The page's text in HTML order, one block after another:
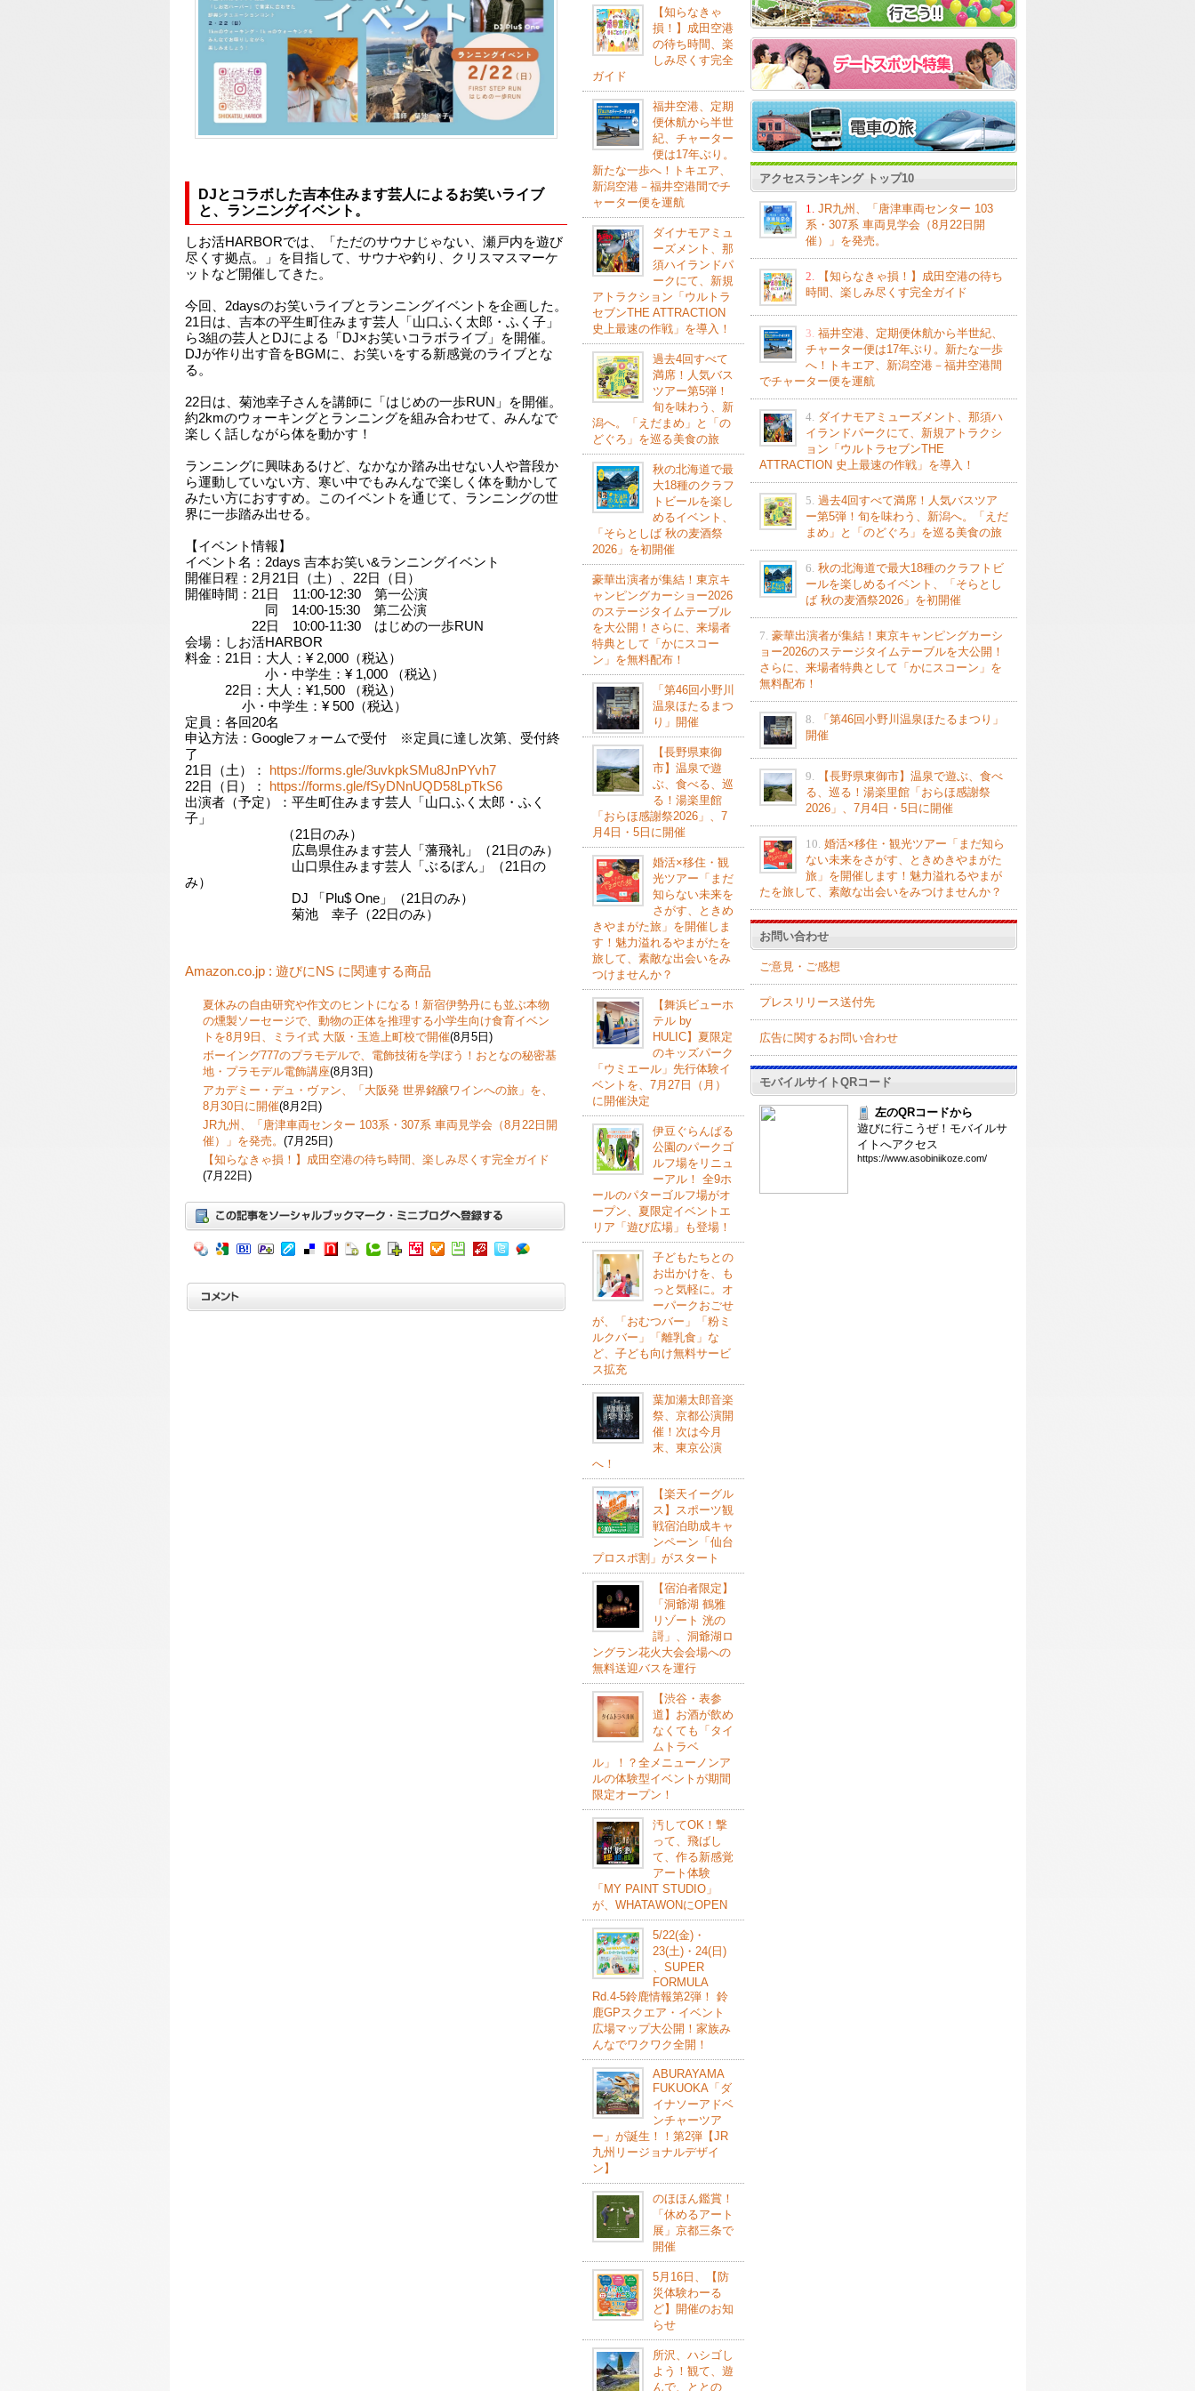
DJとコラボした吉本住みます芸人によるお笑いライブ
と、ランニングイベント。
しお活HARBORでは、「ただのサウナじゃない、瀬戸内を遊び
尽くす拠点。」を目指して、サウナや釣り、クリスマスマーケ
ットなど開催してきた。
今回、2daysのお笑いライブとランニングイベントを企画した。
21日は、吉本の平生町住みます芸人「山口ふく太郎・ふく子」
ら3組の芸人とDJによる「DJ×お笑いコラボライブ」を開催。
DJが作り出す音をBGMに、お笑いをする新感覚のライブとな
る。
22日は、菊池幸子さんを講師に「はじめの一歩RUN」を開催。
約2kmのウォーキングとランニングを組み合わせて、みんなで
楽しく話しながら体を動かす！
ランニングに興味あるけど、なかなか踏み出せない人や普段か
ら運動していない方、寒い中でもみんなで楽しく体を動かして
みたい方におすすめ。このイベントを通じて、ランニングの世
界に一歩踏み出せる。
【イベント情報】
イベント名：2days 吉本お笑い&ランニングイベント
開催日程：2月21日（土）、22日（日）
開催時間：21日 11:00-12:30 第一公演
同 14:00-15:30 第二公演
22日 10:00-11:30 はじめの一歩RUN
会場：しお活HARBOR
料金：21日：大人：¥ 2,000（税込）
小・中学生：¥ 1,000 （税込）
22日：大人：¥1,500 （税込）
小・中学生：¥ 500（税込）
定員：各回20名
申込方法：Googleフォームで受付 ※定員に達し次第、受付終
了
21日（土）：
https://forms.gle/3uvkpkSMu8JnPYvh7
22日（日）：
https://forms.gle/fSyDNnUQD58LpTkS6
出演者（予定）：平生町住みます芸人「山口ふく太郎・ふく
子」
（21日のみ）
広島県住みます芸人「藩飛礼」（21日のみ）
山口県住みます芸人「ぶるぼん」（21日の
み）
DJ 「Plu$ One」（21日のみ）
菊池 幸子（22日のみ）
Amazon.co.jp : 遊びにNS に関連する商品
夏休みの自由研究や作文のヒントになる！新宿伊勢丹にも並ぶ本物
の燻製ソーセージで、動物の正体を推理する小学生向け食育イベン
トを8月9日、ミライ式 大阪・玉造上町校で開催(8月5日)
ボーイング777のプラモデルで、電飾技術を学ぼう！おとなの秘密基
地・プラモデル電飾講座(8月3日)
アカデミー・デュ・ヴァン、「大阪発 世界銘醸ワインへの旅」を、
8月30日に開催(8月2日)
JR九州、「唐津車両センター 103系・307系 車両見学会（8月22日開
催）」を発売。 (7月25日)
【知らなきゃ損！】成田空港の待ち時間、楽しみ尽くす完全ガイド
(7月22日)
【知らなきゃ
損！】成田空港
の待ち時間、楽
しみ尽くす完全
ガイド
福井空港、定期
便休航から半世
紀、チャーター
便は17年ぶり。
新たな一歩へ！トキエア、
新潟空港－福井空港間でチ
ャーター便を運航
ダイナモアミュ
ーズメント、那
須ハイランドパ
ークにて、新規
アトラクション「ウルトラ
セブンTHE ATTRACTION
史上最速の作戦」を導入！
過去4回すべて
満席！人気バス
ツアー第5弾！
旬を味わう、新
潟へ。「えだまめ」と「の
どぐろ」を巡る美食の旅
秋の北海道で最
大18種のクラフ
トビールを楽し
めるイベント、
「そらとしば 秋の麦酒祭
2026」を初開催
豪華出演者が集結！東京キ
ャンピングカーショー2026
のステージタイムテーブル
を大公開！さらに、来場者
特典として「かにスコー
ン」を無料配布！
「第46回小野川
温泉ほたるまつ
り」開催
【長野県東御
市】温泉で遊
ぶ、食べる、巡
る！湯楽里館
「おらほ感謝祭2026」、7
月4日・5日に開催
婚活×移住・観
光ツアー「まだ
知らない未来を
さがす、ときめ
きやまがた旅」を開催しま
す！魅力溢れるやまがたを
旅して、素敵な出会いをみ
つけませんか？
【舞浜ビューホ
テル by
HULIC】夏限定
のキッズパーク
「ウミエール」先行体験イ
ベントを、7月27日（月）
に開催決定
伊豆ぐらんぱる
公園のパークゴ
ルフ場をリニュ
ーアル！ 全9ホ
ールのパターゴルフ場がオ
ープン、夏限定イベントエ
リア「遊び広場」も登場！
子どもたちとの
お出かけを、も
っと気軽に。オ
ーパークおごせ
が、「おむつバー」「粉ミ
ルクバー」「離乳食」な
ど、子ども向け無料サービ
ス拡充
葉加瀬太郎音楽
祭、京都公演開
催！次は今月
末、東京公演
へ！
【楽天イーグル
ス】スポーツ観
戦宿泊助成キャ
ンペーン「仙台
プロスポ割」がスタート
【宿泊者限定】
「洞爺湖 鶴雅
リゾート 洸の
謌」、洞爺湖ロ
ングラン花火大会会場への
無料送迎バスを運行
【渋谷・表参
道】お酒が飲め
なくても「タイ
ムトラベ
ル」！？全メニューノンア
ルの体験型イベントが期間
限定オープン！
汚してOK！撃
って、飛ばし
て、作る新感覚
アート体験
「MY PAINT STUDIO」
が、WHATAWONにOPEN
5/22(⾦)・
23(⼟)・24(⽇)
、SUPER
FORMULA
Rd.4-5鈴⿅情報第2弾！ 鈴
⿅GPスクエア・イベント
広場マップ⼤公開！家族み
んなでワクワク全開！
ABURAYAMA
FUKUOKA「ダ
イナソーアドベ
ンチャーツア
ー」が誕生！！第2弾【JR
九州リージョナルデザイ
ン】
のほほん鑑賞！
「休めるアート
展」京都三条で
開催
5月16日、【防
災体験わーる
ど】開催のお知
らせ
所沢、ハシゴし
よう！観て、遊
んで、ととの
アクセスランキング トップ10
1.
JR九州、「唐津車両センター 103
系・307系 車両見学会（8月22日開
催）」を発売。
2.
【知らなきゃ損！】成田空港の待ち
時間、楽しみ尽くす完全ガイド
3. 福井空港、定期便休航から半世紀、
チャーター便は17年ぶり。新たな一歩
へ！トキエア、新潟空港－福井空港間
でチャーター便を運航
4. ダイナモアミューズメント、那須ハ
イランドパークにて、新規アトラクシ
ョン「ウルトラセブンTHE
ATTRACTION 史上最速の作戦」を導入！
5. 過去4回すべて満席！人気バスツア
ー第5弾！旬を味わう、新潟へ。「えだ
まめ」と「のどぐろ」を巡る美食の旅
6. 秋の北海道で最大18種のクラフトビ
ールを楽しめるイベント、「そらとし
ば 秋の麦酒祭2026」を初開催
7. 豪華出演者が集結！東京キャンピングカーシ
ョー2026のステージタイムテーブルを大公開！
さらに、来場者特典として「かにスコーン」を
無料配布！
8.
「第46回小野川温泉ほたるまつり」
開催
9.
【長野県東御市】温泉で遊ぶ、食べ
る、巡る！湯楽里館「おらほ感謝祭
2026」、7月4日・5日に開催
10. 婚活×移住・観光ツアー「まだ知ら
ない未来をさがす、ときめきやまがた
旅」を開催します！魅力溢れるやまが
たを旅して、素敵な出会いをみつけませんか？
お問い合わせ
ご意見・ご感想
プレスリリース送付先
広告に関するお問い合わせ
モバイルサイトQRコード
左のQRコードから
遊びに行こうぜ！モバイルサ
イトへアクセス
https://www.asobiniikoze.com/